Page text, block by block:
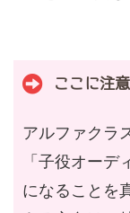
ここに注意
アルファクラ
「子役オー
になることを